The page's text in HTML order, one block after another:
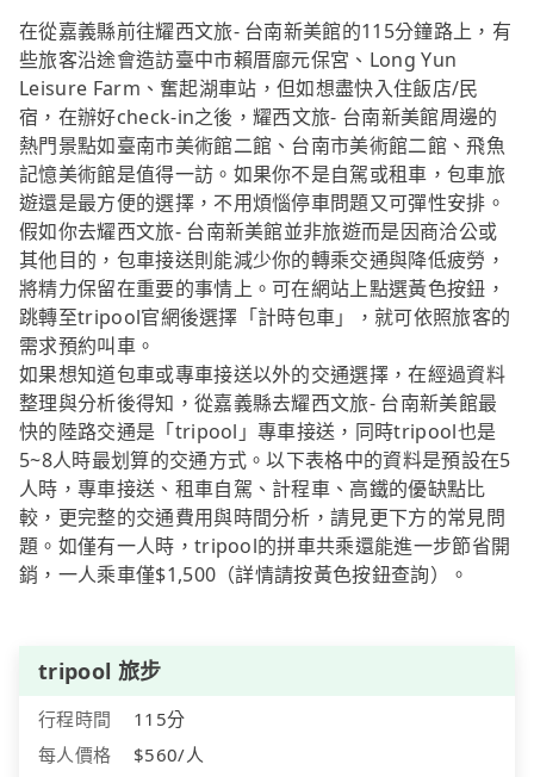
在從嘉義縣前往耀西文旅- 台南新美館的115分鐘路上，有
些旅客沿途會造訪臺中市賴厝廍元保宮、Long Yun
Leisure Farm、奮起湖車站，但如想盡快入住飯店/民
宿，在辦好check-in之後，耀西文旅- 台南新美館周邊的
熱門景點如臺南市美術館二館、台南市美術館二館、飛魚
記憶美術館是值得一訪。如果你不是自駕或租車，包車旅
遊還是最方便的選擇，不用煩惱停車問題又可彈性安排。
假如你去耀西文旅- 台南新美館並非旅遊而是因商洽公或
其他目的，包車接送則能減少你的轉乘交通與降低疲勞，
將精力保留在重要的事情上。可在網站上點選黃色按鈕，
跳轉至tripool官網後選擇「計時包車」，就可依照旅客的
需求預約叫車。
如果想知道包車或專車接送以外的交通選擇，在經過資料
整理與分析後得知，從嘉義縣去耀西文旅- 台南新美館最
快的陸路交通是「tripool」專車接送，同時tripool也是
5~8人時最划算的交通方式。以下表格中的資料是預設在5
人時，專車接送、租車自駕、計程車、高鐵的優缺點比
較，更完整的交通費用與時間分析，請見更下方的常見問
題。如僅有一人時，tripool的拼車共乘還能進一步節省開
銷，一人乘車僅$1,500（詳情請按黃色按鈕查詢）。
tripool 旅步
行程時間
115分
每人價格
$560/人